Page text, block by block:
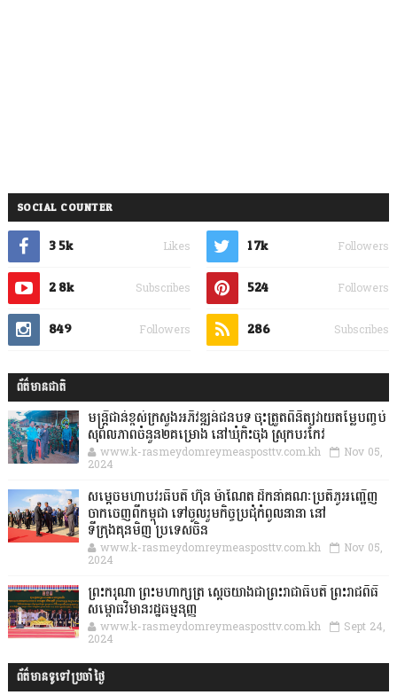
SOCIAL COUNTER
3.5k Likes 1.7k Followers
2.8k Subscribes 524 Followers
849 Followers 286 Subscribes
ព័ត៌មានជាតិ
មន្ត្រីជាន់ខ្ពស់ក្រសួងអភិវឌ្ឍន៍ជនបទ ចុះត្រួតពិនិត្យវាយតម្លៃបញ្ចប់
សុពលភាពចំនួន២គម្រោង នៅឃុំកិះចុង ស្រុកបរកែវ
www.k-rasmeydomreymeasposttv.com.kh Nov 05,
2024
សម្តេចមហាបវរធិបតី ហ៊ុន ម៉ាណែត ដឹកនាំគណៈប្រតិភូអញ្ជើញ
ចាកចេញពីកម្ពុជា ទៅចូលរួមកិច្ចប្រជុំកំពូលនានា នៅ
ទីក្រុងគុនមិញ ប្រទេសចិន
www.k-rasmeydomreymeasposttv.com.kh Nov 05,
2024
ព្រះករុណា ព្រះមហាក្សត្រ ស្តេចយាងជាព្រះរាជាធិបតី ព្រះរាជពិធី
សម្ពោធវិមានរដ្ឋធម្មនុញ្ញ
www.k-rasmeydomreymeasposttv.com.kh Sept 24,
2024
ព័ត៌មានទូទៅប្រចាំថ្ងៃ